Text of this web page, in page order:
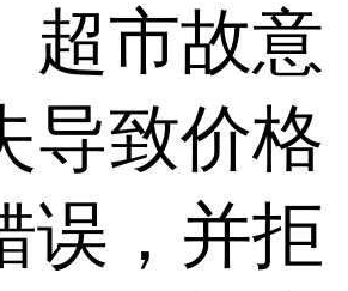
超市故意
导致价格
误，并拒